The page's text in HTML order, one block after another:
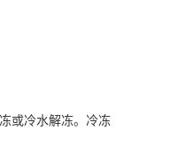
或冷水解冻。冷冻